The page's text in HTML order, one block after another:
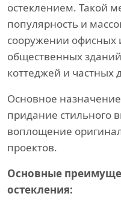
остеклением. Такой
популярность и
сооружении офисных
общественных
коттеджей и частных
Основное
придание стильного
воплощение
проектов.
Основные
остекления: